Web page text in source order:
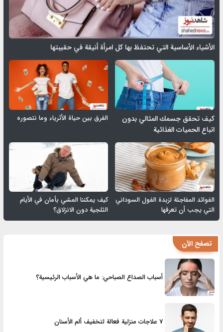
الأشياء الأساسية التي تحتفظ بها كل امرأة أنيقة في حقيبتها
كيف تحقق جسمك المثالي بدون
اتباع الحميات الغذائية
الفرق بين حياة الأثرياء وما نتصوره
الفوائد المفاجئة لزبدة الفول السوداني
التي يجب أن تعرفها
كيف يمكننا المشي بأمان في الأيام
الثلجية دون الانزلاق؟
تصفح الآن
أسباب الصداع الصباحي: ما هي الأسباب الرئيسية؟
7 علاجات منزلية فعالة لتخفيف ألم الأسنان